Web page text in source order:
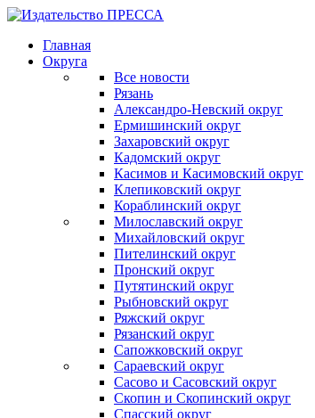
Главная
Округа
Все новости
Рязань
Александро-Невский округ
Ермишинский округ
Захаровский округ
Кадомский округ
Касимов и Касимовский округ
Клепиковский округ
Кораблинский округ
Милославский округ
Михайловский округ
Пителинский округ
Пронский округ
Путятинский округ
Рыбновский округ
Ряжский округ
Рязанский округ
Сапожковский округ
Сараевский округ
Сасово и Сасовский округ
Скопин и Скопинский округ
Спасский округ